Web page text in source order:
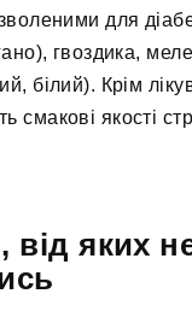
для
гвоздика,
білий). Крім
смакові якості
від яких